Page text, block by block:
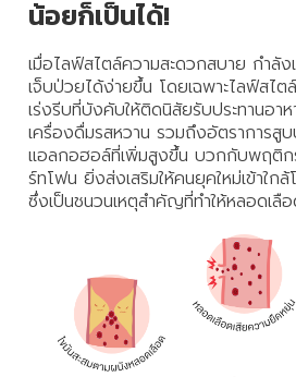
น้อยก็เป็นได้!
เมื่อไลฟ์สไตล์ความสะดวกสบาย กำลัง
เจ็บป่วยได้ง่ายขึ้น โดยเฉพาะไลฟ์สไ
เร่งรีบที่บังคับให้ติดนิสัยรับประทานอา
เครื่องดื่มรสหวาน รวมถึงอัตราการสูบ
แอลกอฮอล์ที่เพิ่มสูงขึ้น บวกกับพฤติก
ร์ทโฟน ยิ่งส่งเสริมให้คนยุคใหม่เข้าใ
ซึ่งเป็นชนวนเหตุสำคัญที่ทำให้หลอดเ